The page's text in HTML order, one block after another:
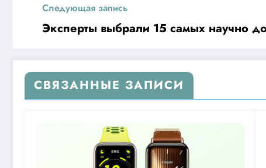
Следующая запись
Эксперты выбрали 15 самых научно
СВЯЗАННЫЕ ЗАПИСИ